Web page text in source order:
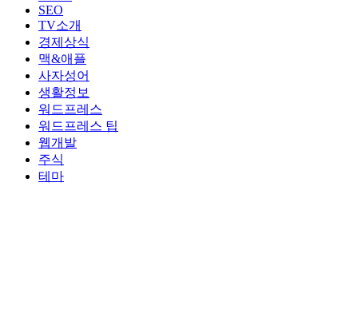
SEO
TV소개
경제상식
맥&애플
사자성어
생활정보
워드프레스
워드프레스 팁
웹개발
주식
테마